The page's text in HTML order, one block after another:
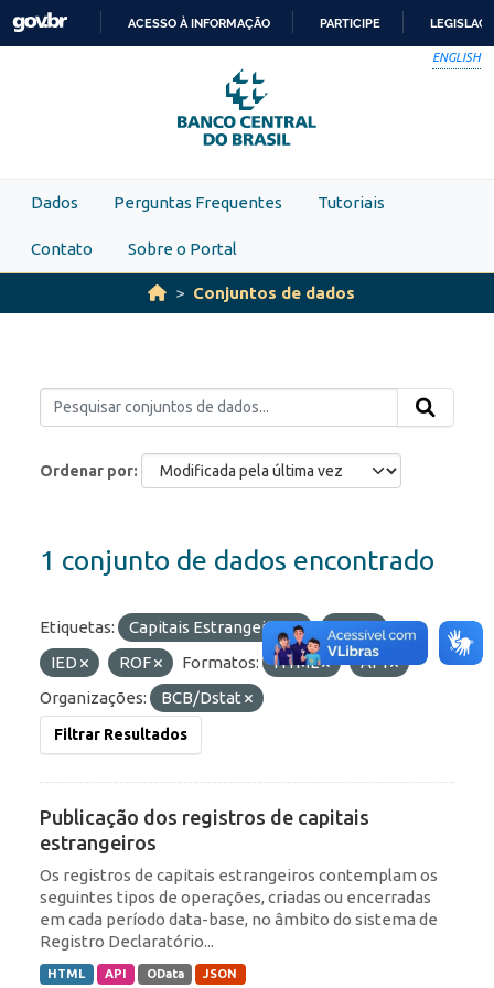
Skip to main content
PARA
O
CONTEÚDO
ACESSO À INFORMAÇÃO PARTICIPE
ENGLISH
Dados Perguntas Frequentes Tutoriais
Contato Sobre o Portal
Conjuntos de dados
Ordenar por
1 conjunto de dados encontrado
Etiquetas: Capitais Estrangeiros
RDE
IED
ROF Formatos: HTML
API
Organizações:
BCB/Dstat
Filtrar Resultados
Publicação dos registros de capitais
estrangeiros
Os registros de capitais estrangeiros contemplam os
seguintes tipos de operações, criadas ou encerradas
em cada período data-base, no âmbito do sistema de
Registro Declaratório...
HTML API OData JSON